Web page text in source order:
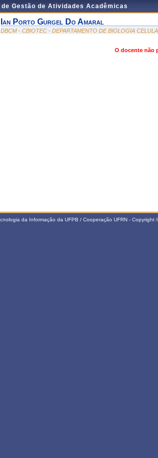
Gestão de Atividades Acadêmicas
Ian Porto Gurgel Do Amaral
DBCM - CBIOTEC - DEPARTAMENTO DE BIOLOGIA
O docente não
da Informação da UFPB / Cooperação UFRN -